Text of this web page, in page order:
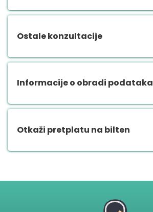
Ostale konzultacije
Informacije o obradi podataka
Otkaži pretplatu na bilten